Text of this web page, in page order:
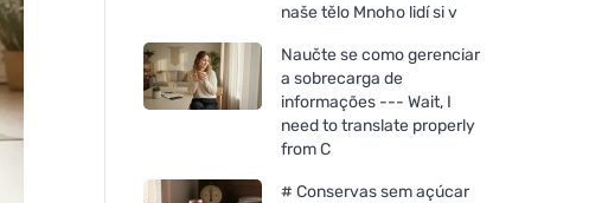
naše tělo Mnoho lidí si v
Naučte se como gerenciar
a sobrecarga de
informações --- Wait, I
need to translate properly
from C
# Conservas sem açúcar